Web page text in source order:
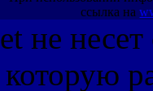
ссылка на
не несет